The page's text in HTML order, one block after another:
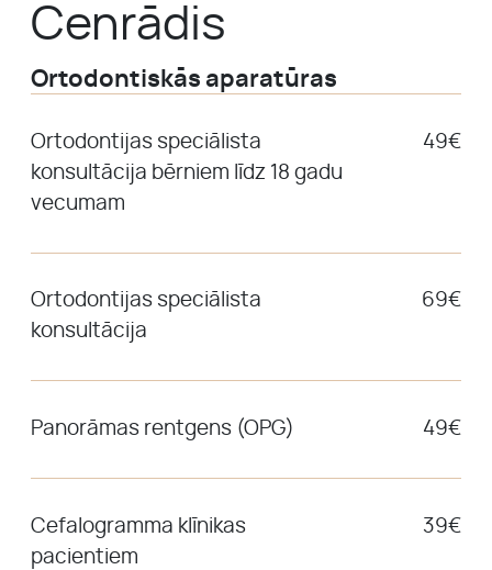
Cenrādis
Ortodontiskās aparatūras
Ortodontijas speciālista
konsultācija bērniem līdz 18 gadu
vecumam
49€
Ortodontijas speciālista
konsultācija
69€
Panorāmas rentgens (OPG) 49€
Cefalogramma klīnikas
pacientiem
39€